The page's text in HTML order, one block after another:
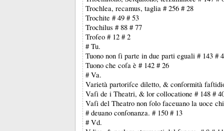
Trochlea, recamus, taglia # 256 # 28
Trochite # 49 # 53
Trochilus # 88 # 77
Troſeo # 12 # 2
# Tu.
Tuono non ſi parte in due parti eguali # 143 #
Tuono che coſa è # 142 # 26
# Va.
Varietà partoriſce diletto, & conſormità
Vaſi de i Theatri, & lor collocatione # 148 #
Vaſi del Theatro non ſolo faceuano la uoce
# deuano conſonanza. # 150 # 13
# Vd.